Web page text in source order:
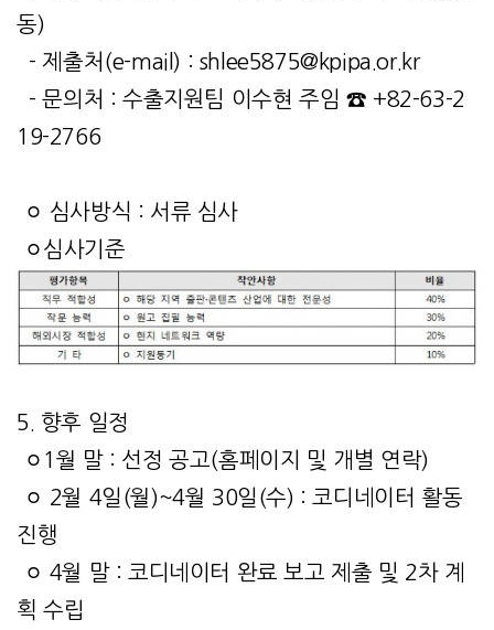
동)
- 제출처(e-mail) : shlee5875@kpipa.or.kr
- 문의처 : 수출지원팀 이수현 주임 ☎ +82-63-2
19-2766
ㅇ 심사방식 : 서류 심사
ㅇ심사기준
5. 향후 일정
ㅇ1월 말 : 선정 공고(홈페이지 및 개별 연락)
ㅇ 2월 4일(월)~4월 30일(수) : 코디네이터 활동
진행
ㅇ 4월 말 : 코디네이터 완료 보고 제출 및 2차 계
획 수립